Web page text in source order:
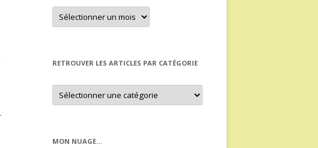
Retrouver
un
article
RETROUVER LES ARTICLES PAR CATÉGORIE
Retrouver
les
articles
MON NUAGE…